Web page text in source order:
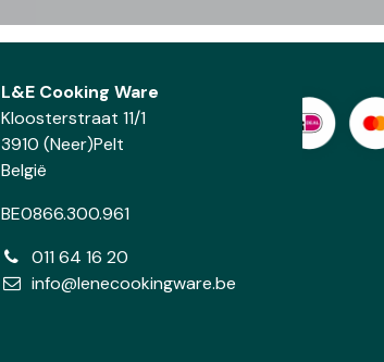
L&E Cooking Ware
Kloosterstraat 11/1
3910 (Neer)Pelt
België
BE0866.300.961
011 64 16 20
info@lenecookingware.be